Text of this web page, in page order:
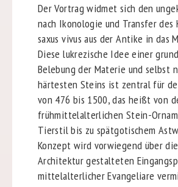
Der Vortrag widmet sich den
nach Ikonologie und Transfer des
saxus vivus aus der Antike in das
Diese lukrezische Idee einer
Belebung der Materie und selbst
härtesten Steins ist zentral für
von 476 bis 1500, das heißt von
frühmittelalterlichen Stein-
Tierstil bis zu spätgotischem
Konzept wird vorwiegend über
Architektur gestalteten
mittelalterlicher Evangeliare